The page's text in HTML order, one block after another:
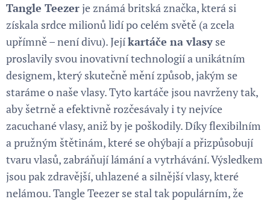
Tangle Teezer je známá britská značka, která si
získala srdce milionů lidí po celém světě (a zcela
upřímně – není divu). Jejíkartáče na vlasy se
proslavily svou inovativní technologií a unikátním
designem, který skutečně mění způsob, jakým se
staráme o naše vlasy. Tyto kartáče jsou navrženy tak,
aby šetrně a efektivně rozčesávaly i ty nejvíce
zacuchané vlasy, aniž by je poškodily. Díky flexibilním
a pružným štětinám, které se ohýbají a přizpůsobují
tvaru vlasů, zabráňují lámání a vytrhávání. Výsledkem
jsou pak zdravější, uhlazené a silnější vlasy, které
nelámou. Tangle Teezer se stal tak populárním, že